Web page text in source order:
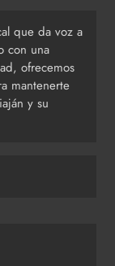
que da voz a
con una
ofrecemos
mantenerte
y su